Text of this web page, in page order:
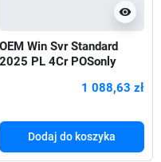
visibility
OEM Win Svr Standard
2025 PL 4Cr POSonly
1 088,63 zł
Dodaj do koszyka